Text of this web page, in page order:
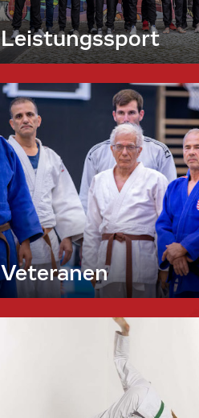
Leistungssport
Veteranen